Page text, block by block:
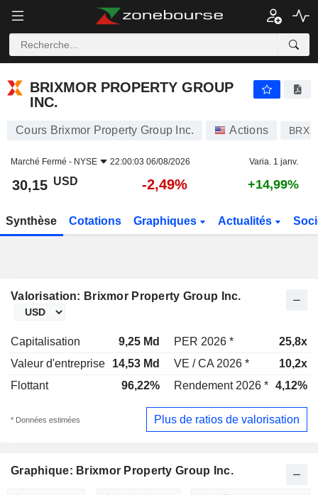
BRIXMOR PROPERTY GROUP
INC.
Cours Brixmor Property Group Inc. Actions BRX
Marché Fermé - NYSE 22:00:03 06/08/2026 Varia. 1 janv.
30,15 USD -2,49% +14,99%
Synthèse Cotations Graphiques Actualités
Valorisation: Brixmor Property Group Inc.
Capitalisation 9,25 Md PER 2026 *
25,8x
Valeur d'entreprise
14,53 Md VE / CA 2026 *
10,2x
Flottant
96,22% Rendement 2026 * 4,12%
* Données estimées Plus de ratios de valorisation
Graphique: Brixmor Property Group Inc.